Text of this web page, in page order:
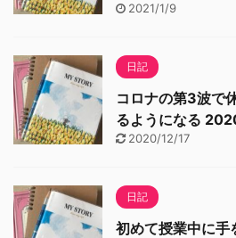
2021/1/9
日記
コロナの第3波で
るようになる
2020/12/17
日記
初めて授業中に